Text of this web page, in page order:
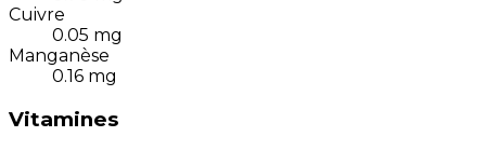
Cuivre
0.05 mg
Manganèse
0.16 mg
Vitamines